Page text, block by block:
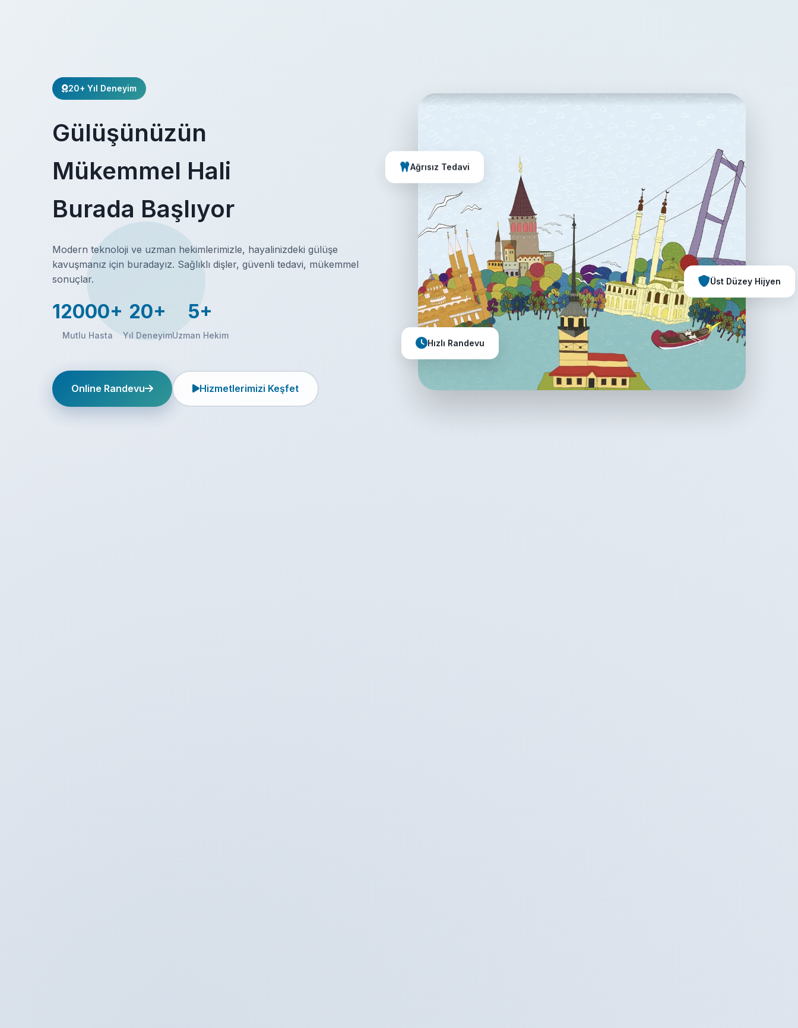
20+ Yıl Deneyim
Gülüşünüzün
Mükemmel Hali
Burada Başlıyor
Modern teknoloji ve uzman hekimlerimizle, hayalinizdeki gülüşe
kavuşmanız için buradayız. Sağlıklı dişler, güvenli tedavi, mükemmel
sonuçlar.
12000+
Mutlu Hasta
20+
Yıl Deneyim
5+
Uzman Hekim
Online Randevu Hizmetlerimizi Keşfet
Ağrısız Tedavi
Üst Düzey Hijyen
Hızlı Randevu